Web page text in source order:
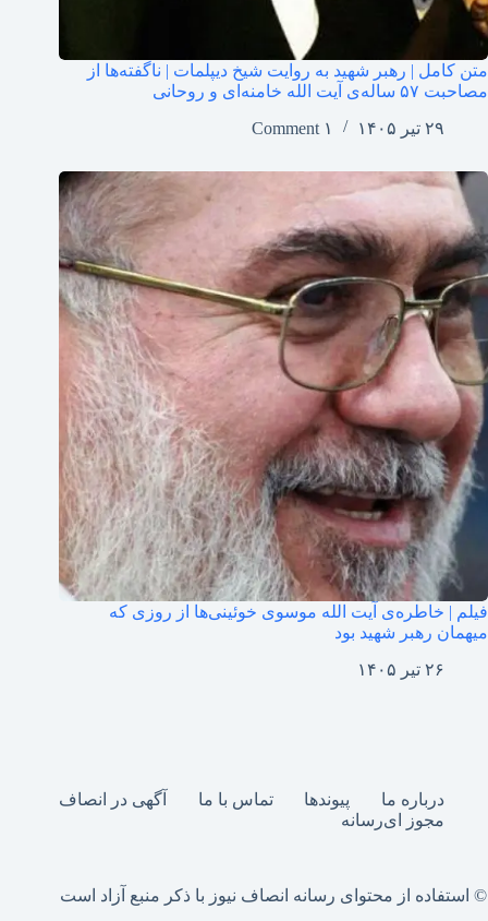
متن کامل | رهبر شهید به روایت شیخ دیپلمات | ناگفته‌ها از
مصاحبت ۵۷ ساله‌ی آیت الله خامنه‌ای و روحانی
۲۹ تیر ۱۴۰۵
۱ Comment
فیلم‌ | خاطره‌ی آیت الله موسوی خوئینی‌ها از روزی که
میهمان رهبر شهید بود
۲۶ تیر ۱۴۰۵
درباره ما پیوندها تماس با ما
آگهی در انصاف
مجوز ای‌رسانه
© استفاده از محتوای رسانه انصاف نیوز با ذکر منبع آزاد است